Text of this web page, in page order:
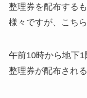
整理券を配布する
様々ですが、こち
午前10時から地下
整理券が配布される